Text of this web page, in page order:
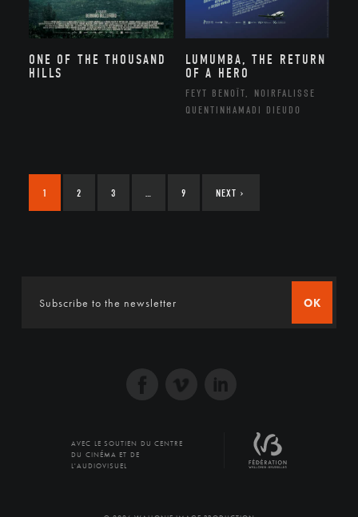
ONE OF THE THOUSAND
HILLS
LUMUMBA, THE RETURN
OF A HERO
FEYT BENOÎT, NOIRFALISSE
QUENTINHAMADI DIEUDO
1 2 3 … 9 NEXT ›
OK
AVEC LE SOUTIEN DU CENTRE
DU CINÉMA ET DE
L'AUDIOVISUEL